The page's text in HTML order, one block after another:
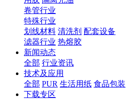
卷管行业
特殊行业
划线材料 清洗剂 配套设备
滤器行业 热熔胶
新闻动态
全部 行业资讯
技术及应用
全部 PUR 生活用纸 食品包装
下载专区